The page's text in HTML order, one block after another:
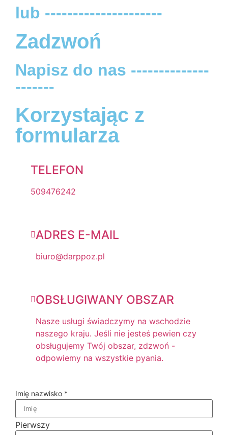
Napisz do nas --------------
-------
Korzystając z
formularza
lub ---------------------
Zadzwoń
Imię nazwisko *
Pierwszy
TELEFON
509476242
ADRES E-MAIL
biuro@darppoz.pl
OBSŁUGIWANY OBSZAR
Nasze usługi świadczymy na wschodzie
naszego kraju. Jeśli nie jesteś pewien czy
obsługujemy Twój obszar, zdzwoń -
odpowiemy na wszystkie pyania.